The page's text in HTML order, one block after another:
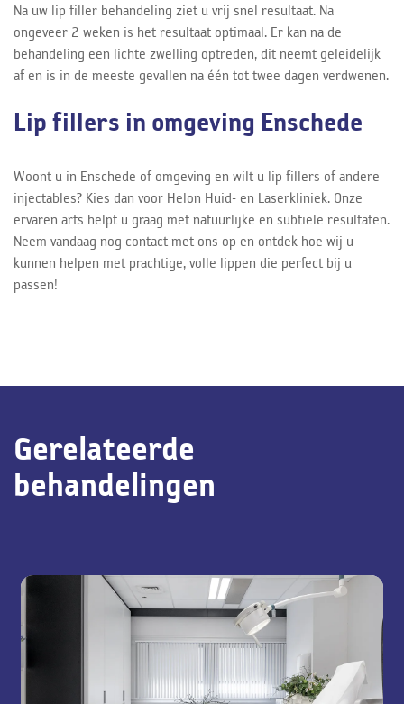
Na uw lip filler behandeling ziet u vrij snel resultaat. Na
ongeveer 2 weken is het resultaat optimaal. Er kan na de
behandeling een lichte zwelling optreden, dit neemt geleidelijk
af en is in de meeste gevallen na één tot twee dagen verdwenen.
Lip fillers in omgeving Enschede
Woont u in Enschede of omgeving en wilt u lip fillers of andere
injectables? Kies dan voor Helon Huid- en Laserkliniek. Onze
ervaren arts helpt u graag met natuurlijke en subtiele resultaten.
Neem vandaag nog contact met ons op en ontdek hoe wij u
kunnen helpen met prachtige, volle lippen die perfect bij u
passen!
Gerelateerde
behandelingen